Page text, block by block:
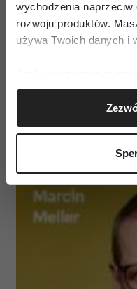
wychodzenia
rozwoju produktów.
używa Twoich danych i
Gromadzić dane
geograficznej z
Identyfikować
(fingerprinting,
dane są przetwarzane
sekcji szczegółów
. W
Wykorzystujemy pliki
i reklam, aby oferować